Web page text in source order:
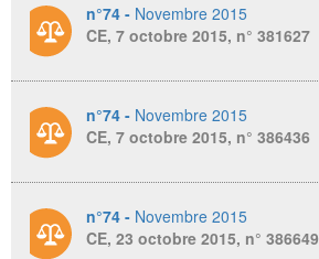
n°74 - Novembre 2015
CE, 7 octobre 2015, n° 381627
n°74 - Novembre 2015
CE, 7 octobre 2015, n° 386436
n°74 - Novembre 2015
CE, 23 octobre 2015, n° 386649